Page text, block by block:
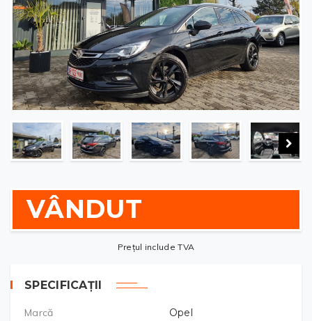
VÂNDUT
Prețul include TVA
SPECIFICAȚII
Marcă
Opel